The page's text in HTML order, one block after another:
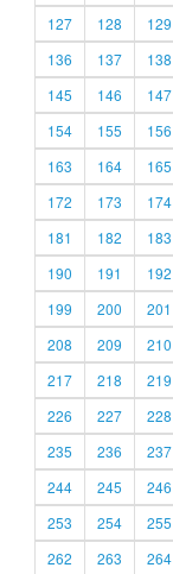
127
128 129
136
137 138
145
146 147
154
155 156
163
164 165
172
173 174
181
182 183
190
191 192
199
200 201
208
209 210
217
218 219
226
227 228
235
236 237
244
245 246
253
254 255
262
263 264